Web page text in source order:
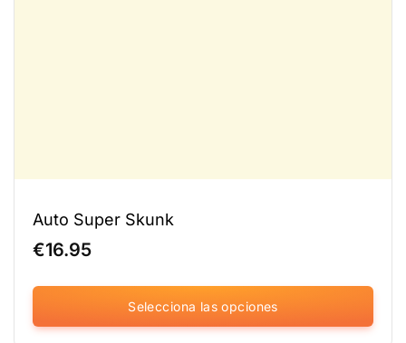
Auto Super Skunk
€16.95
Selecciona las opciones
Este